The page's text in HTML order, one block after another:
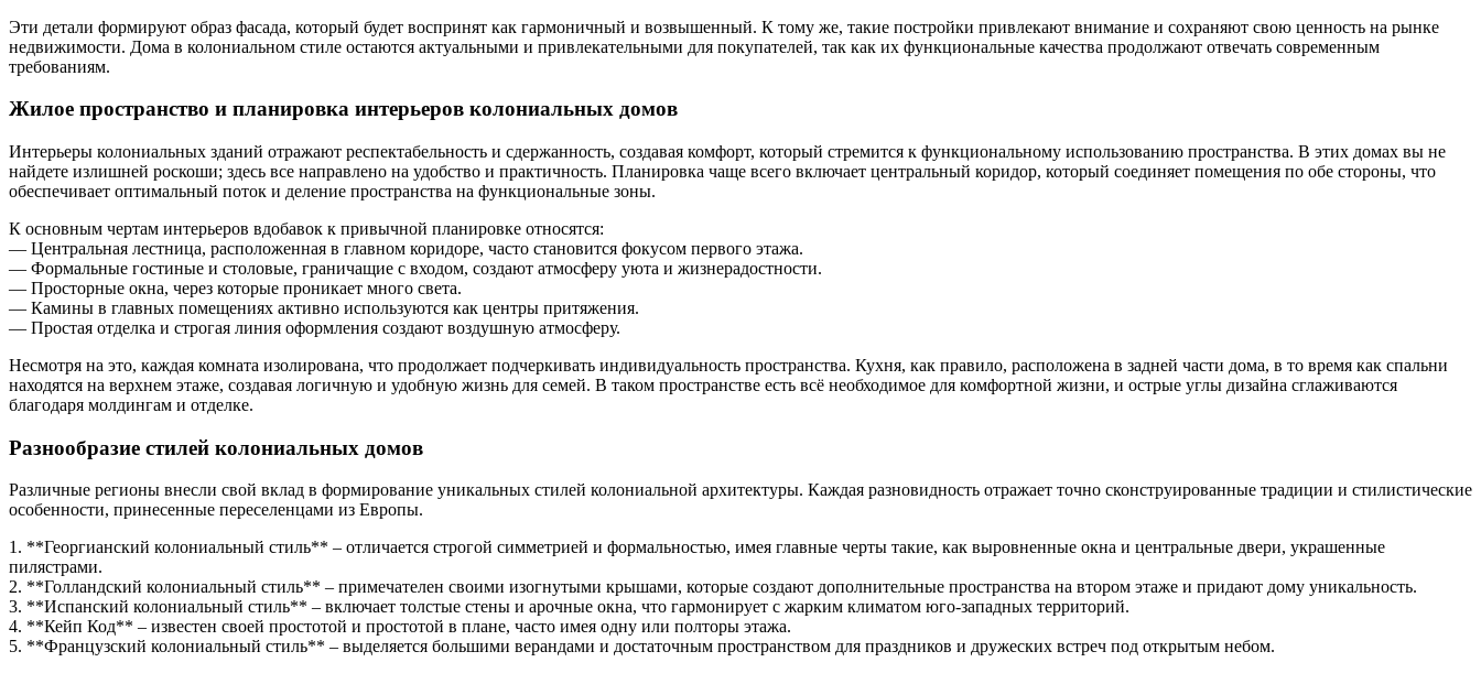
Эти детали формируют образ фасада, который будет воспринят как гармоничный и возвышенный. К тому же, такие постройки привлекают внимание и сохраняют свою ценность на рынке
недвижимости. Дома в колониальном стиле остаются актуальными и привлекательными для покупателей, так как их функциональные качества продолжают отвечать современным
требованиям.
Жилое пространство и планировка интерьеров колониальных домов
Интерьеры колониальных зданий отражают респектабельность и сдержанность, создавая комфорт, который стремится к функциональному использованию пространства. В этих домах вы не
найдете излишней роскоши; здесь все направлено на удобство и практичность. Планировка чаще всего включает центральный коридор, который соединяет помещения по обе стороны, что
обеспечивает оптимальный поток и деление пространства на функциональные зоны.
К основным чертам интерьеров вдобавок к привычной планировке относятся:
— Центральная лестница, расположенная в главном коридоре, часто становится фокусом первого этажа.
— Формальные гостиные и столовые, граничащие с входом, создают атмосферу уюта и жизнерадостности.
— Просторные окна, через которые проникает много света.
— Камины в главных помещениях активно используются как центры притяжения.
— Простая отделка и строгая линия оформления создают воздушную атмосферу.
Несмотря на это, каждая комната изолирована, что продолжает подчеркивать индивидуальность пространства. Кухня, как правило, расположена в задней части дома, в то время как спальни
находятся на верхнем этаже, создавая логичную и удобную жизнь для семей. В таком пространстве есть всё необходимое для комфортной жизни, и острые углы дизайна сглаживаются
благодаря молдингам и отделке.
Разнообразие стилей колониальных домов
Различные регионы внесли свой вклад в формирование уникальных стилей колониальной архитектуры. Каждая разновидность отражает точно сконструированные традиции и стилистические
особенности, принесенные переселенцами из Европы.
1. **Георгианский колониальный стиль** – отличается строгой симметрией и формальностью, имея главные черты такие, как выровненные окна и центральные двери, украшенные
пилястрами.
2. **Голландский колониальный стиль** – примечателен своими изогнутыми крышами, которые создают дополнительные пространства на втором этаже и придают дому уникальность.
3. **Испанский колониальный стиль** – включает толстые стены и арочные окна, что гармонирует с жарким климатом юго-западных территорий.
4. **Кейп Код** – известен своей простотой и простотой в плане, часто имея одну или полторы этажа.
5. **Французский колониальный стиль** – выделяется большими верандами и достаточным пространством для праздников и дружеских встреч под открытым небом.